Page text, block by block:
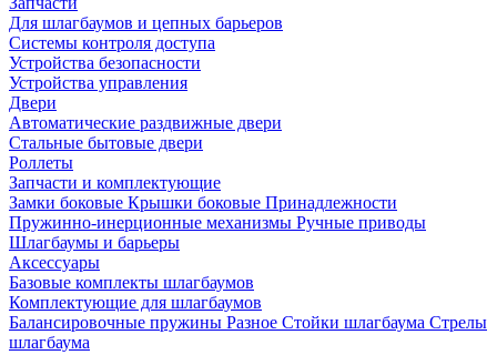
Для шлагбаумов и цепных барьеров
Системы контроля доступа
Устройства безопасности
Устройства управления
Двери
Автоматические раздвижные двери
Стальные бытовые двери
Роллеты
Запчасти и комплектующие
Замки боковые Крышки боковые Принадлежности
Пружинно-инерционные механизмы Ручные приводы
Шлагбаумы и барьеры
Аксессуары
Базовые комплекты шлагбаумов
Комплектующие для шлагбаумов
Балансировочные пружины Разное Стойки шлагбаума Стрелы
шлагбаума